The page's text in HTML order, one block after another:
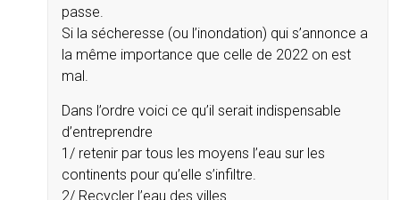
passe.
Si la sécheresse (ou l’inondation) qui s’annonce a
la même importance que celle de 2022 on est
mal.
Dans l’ordre voici ce qu’il serait indispensable
d’entreprendre
1/ retenir par tous les moyens l’eau sur les
continents pour qu’elle s’infiltre.
2/ Recycler l’eau des villes